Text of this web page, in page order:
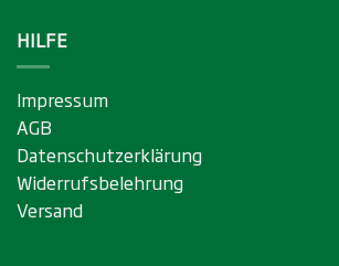
HILFE
Impressum
AGB
Datenschutzerklärung
Widerrufsbelehrung
Versand